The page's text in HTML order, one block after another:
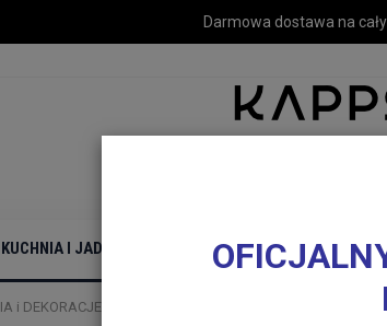
Darmowa dostawa na
KUCHNIA I JADALNIA MEBLE LUSTRA I
i DEKORACJE DOMOWE